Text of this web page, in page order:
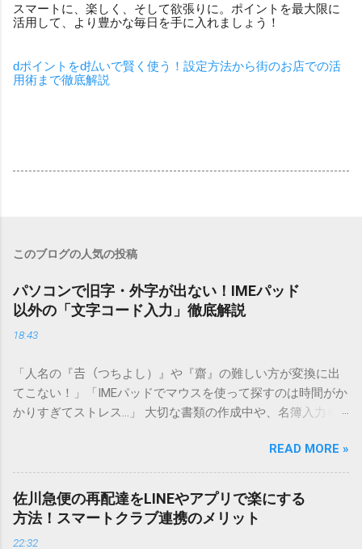
スマートに、楽しく、そして欲張りに。ポイントを最大限に
活用して、より豊かな毎日を手に入れましょう！
dポイントをd払いで賢く使う！設定方法から街のお店での活
用術まで徹底解説
このブログの人気の投稿
パソコンで旧字・外字が出ない！IMEパッド
以外の「文字コード入力」徹底解説
18:43
「人名の『𠮷（つちよし）』や『齋』の難しい方が変換に出
てこない！」「IMEパッドでマウスを使って探すのは時間がか
かりすぎてストレス…」 大切な書類の作成中や、名簿入力を
てしまいますよね。多くの人が「IMEパッド（手書き入力）」
を使いますが、実はマウスで一画ずつ書くのは非効率です
し、似た漢字が多すぎて結局見つからないことも少なくあり
ません。 そこで今回は、IMEパッドを使わずに、特定のコー
ドを打ち込むだけで一瞬で旧字や外字、特殊記号を呼び出す
READ MORE »
佐川急便の再配達をLINEやアプリで楽にする
方法！スマートクラブ連携のメリット
22:32